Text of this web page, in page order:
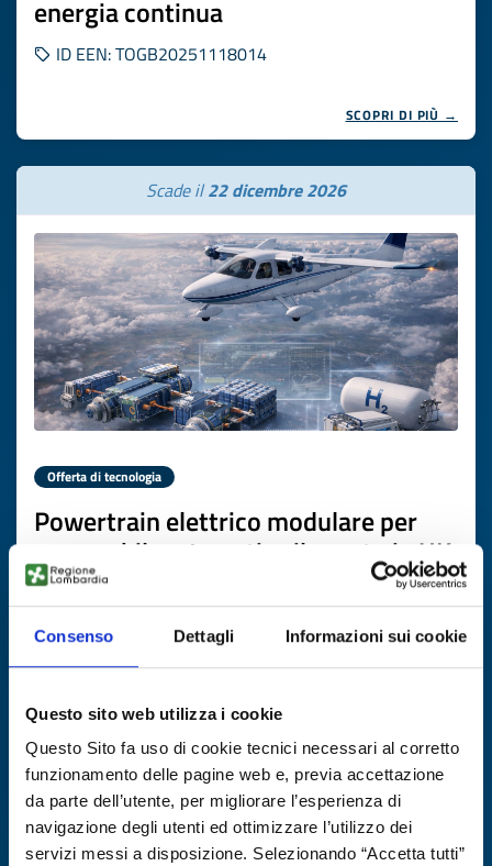
Consenso Dettagli Informazioni sui cookie
Questo sito web utilizza i cookie
Questo Sito fa uso di cookie tecnici necessari al corretto
funzionamento delle pagine web e, previa accettazione
da parte dell’utente, per migliorare l’esperienza di
navigazione degli utenti ed ottimizzare l’utilizzo dei
servizi messi a disposizione. Selezionando “Accetta tutti”
energia continua
ID EEN: TOGB20251118014
SCOPRI DI PIÙ →
Scade il22 dicembre 2026
Offerta di tecnologia
Powertrain elettrico modulare per
aeromobile a 4 posti sviluppato in UK
ID EEN: TOGB20251124005